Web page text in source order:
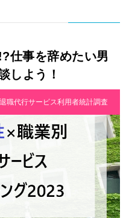
仕事を辞めたい男
しよう！
退職代行サービス利用者統計調査